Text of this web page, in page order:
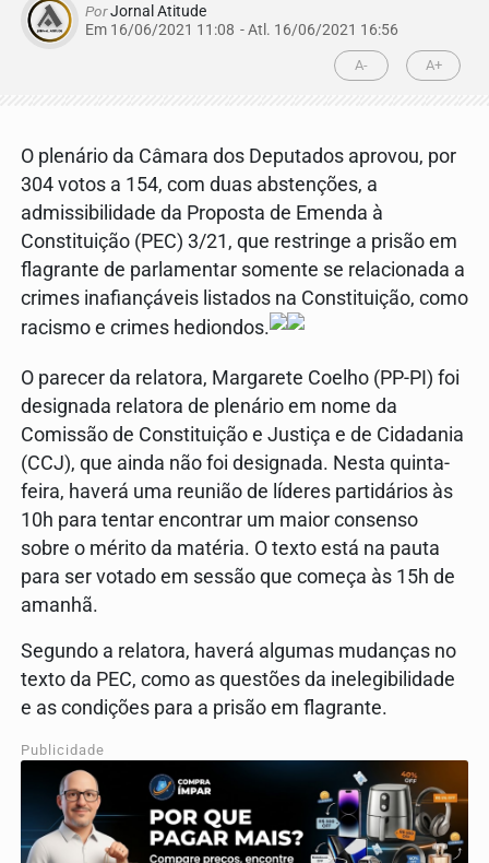
PorJornal Atitude
Em 16/06/2021 11:08 - Atl. 16/06/2021 16:56
A- A+
O plenário da Câmara dos Deputados aprovou, por
304 votos a 154, com duas abstenções, a
admissibilidade da Proposta de Emenda à
Constituição (PEC) 3/21, que restringe a prisão em
flagrante de parlamentar somente se relacionada a
crimes inafiançáveis listados na Constituição, como
racismo e crimes hediondos.
O parecer da relatora, Margarete Coelho (PP-PI) foi
designada relatora de plenário em nome da
Comissão de Constituição e Justiça e de Cidadania
(CCJ), que ainda não foi designada. Nesta quinta-
feira, haverá uma reunião de líderes partidários às
10h para tentar encontrar um maior consenso
sobre o mérito da matéria. O texto está na pauta
para ser votado em sessão que começa às 15h de
amanhã.
Segundo a relatora, haverá algumas mudanças no
texto da PEC, como as questões da inelegibilidade
e as condições para a prisão em flagrante.
Publicidade